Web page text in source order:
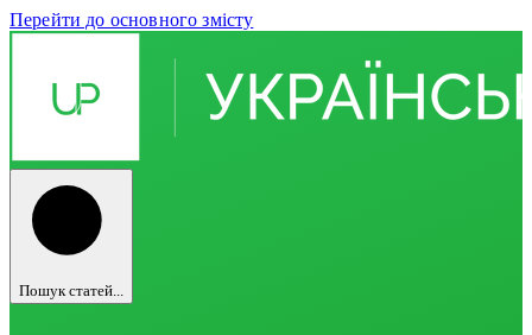
Перейти до основного змісту
Пошук статей...